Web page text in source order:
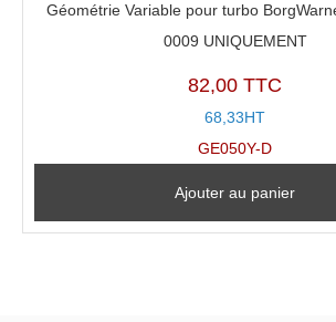
Géométrie Variable pour turbo
0009 UNIQUEMENT
82,00 TTC
68,33HT
GE050Y-D
Ajouter au panier